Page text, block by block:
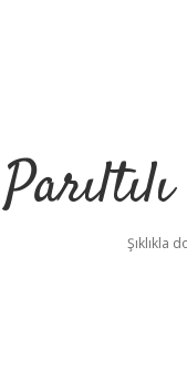
Şıklıkla